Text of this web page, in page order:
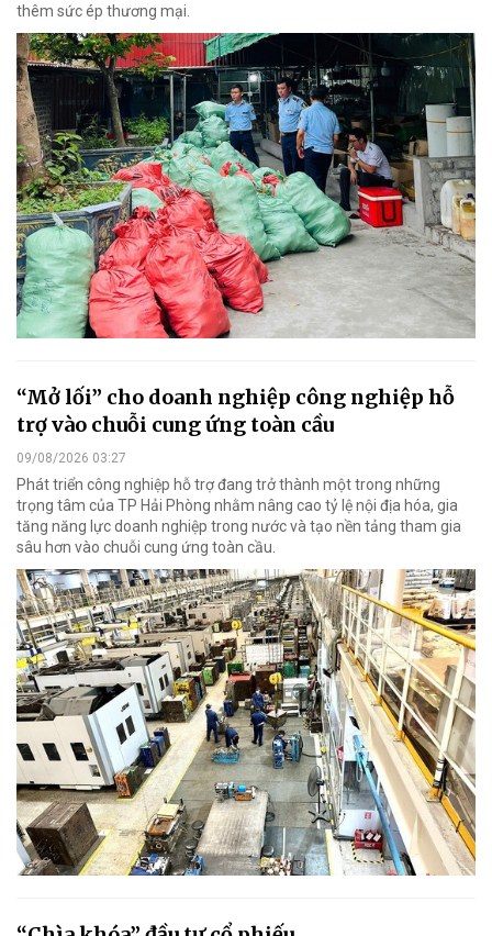
thêm sức ép thương mại.
“Mở lối” cho doanh nghiệp công nghiệp hỗ
trợ vào chuỗi cung ứng toàn cầu
09/08/2026 03:27
Phát triển công nghiệp hỗ trợ đang trở thành một trong những
trọng tâm của TP Hải Phòng nhằm nâng cao tỷ lệ nội địa hóa, gia
tăng năng lực doanh nghiệp trong nước và tạo nền tảng tham gia
sâu hơn vào chuỗi cung ứng toàn cầu.